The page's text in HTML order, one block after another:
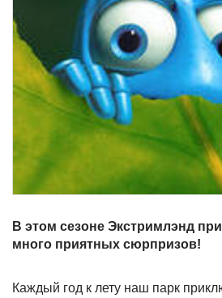
В этом сезоне Экстримлэнд
много приятных сюрпризов!
Каждый год к лету наш парк